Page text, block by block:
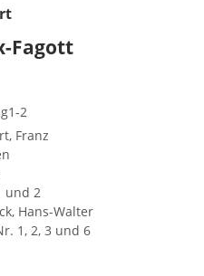
Fagott
2
Franz
und 2
Hans-Walter
1, 2, 3 und 6